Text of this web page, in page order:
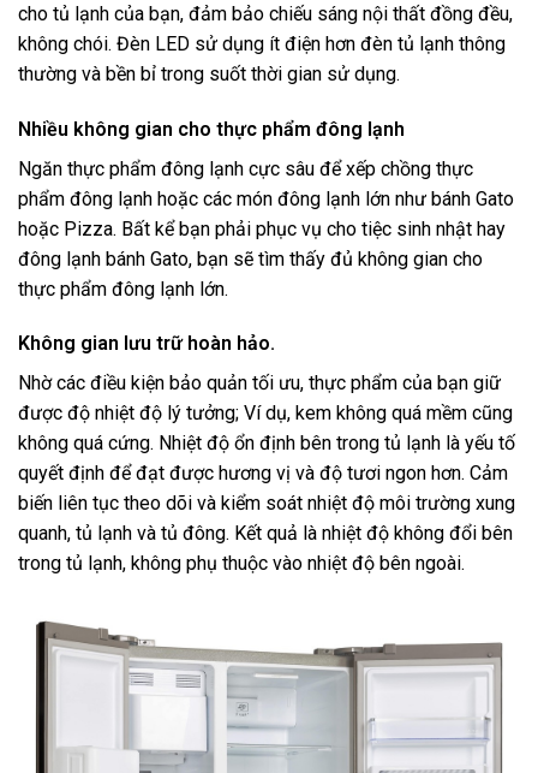
cho tủ lạnh của bạn, đảm bảo chiếu sáng nội thất đồng đều,
không chói. Đèn LED sử dụng ít điện hơn đèn tủ lạnh thông
thường và bền bỉ trong suốt thời gian sử dụng.
Nhiều không gian cho thực phẩm đông lạnh
Ngăn thực phẩm đông lạnh cực sâu để xếp chồng thực
phẩm đông lạnh hoặc các món đông lạnh lớn như bánh Gato
hoặc Pizza. Bất kể bạn phải phục vụ cho tiệc sinh nhật hay
đông lạnh bánh Gato, bạn sẽ tìm thấy đủ không gian cho
thực phẩm đông lạnh lớn.
Không gian lưu trữ hoàn hảo.
Nhờ các điều kiện bảo quản tối ưu, thực phẩm của bạn giữ
được độ nhiệt độ lý tưởng; Ví dụ, kem không quá mềm cũng
không quá cứng. Nhiệt độ ổn định bên trong tủ lạnh là yếu tố
quyết định để đạt được hương vị và độ tươi ngon hơn. Cảm
biến liên tục theo dõi và kiểm soát nhiệt độ môi trường xung
quanh, tủ lạnh và tủ đông. Kết quả là nhiệt độ không đổi bên
trong tủ lạnh, không phụ thuộc vào nhiệt độ bên ngoài.